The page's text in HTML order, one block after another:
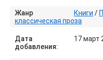
Жанр Книги /
классическая проза
Дата
добавления:
17 март